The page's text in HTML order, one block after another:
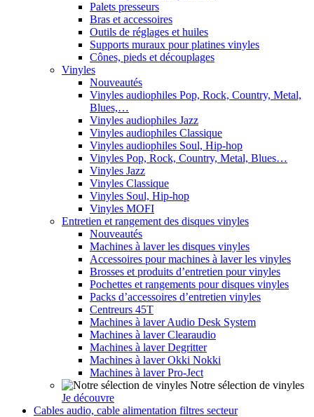
Palets presseurs
Bras et accessoires
Outils de réglages et huiles
Supports muraux pour platines vinyles
Cônes, pieds et découplages
Vinyles
Nouveautés
Vinyles audiophiles Pop, Rock, Country, Metal,
Blues,…
Vinyles audiophiles Jazz
Vinyles audiophiles Classique
Vinyles audiophiles Soul, Hip-hop
Vinyles Pop, Rock, Country, Metal, Blues…
Vinyles Jazz
Vinyles Classique
Vinyles Soul, Hip-hop
Vinyles MOFI
Entretien et rangement des disques vinyles
Nouveautés
Machines à laver les disques vinyles
Accessoires pour machines à laver les vinyles
Brosses et produits d’entretien pour vinyles
Pochettes et rangements pour disques vinyles
Packs d’accessoires d’entretien vinyles
Centreurs 45T
Machines à laver Audio Desk System
Machines à laver Clearaudio
Machines à laver Degritter
Machines à laver Okki Nokki
Machines à laver Pro-Ject
Notre sélection de vinyles
Je découvre
Cables audio, cable alimentation filtres secteur